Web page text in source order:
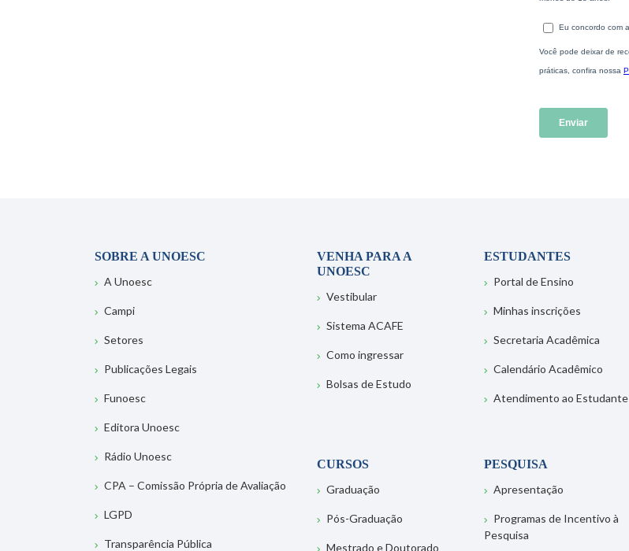
SOBRE A UNOESC
A Unoesc
Campi
Setores
Publicações Legais
Funoesc
Editora Unoesc
Rádio Unoesc
CPA – Comissão Própria de Avaliação
LGPD
Transparência Pública
VENHA PARA A
UNOESC
Vestibular
Sistema ACAFE
Como ingressar
Bolsas de Estudo
ESTUDANTES
Portal de Ensino
Minhas inscrições
Secretaria Acadêmica
Calendário Acadêmico
Atendimento ao Estudante
CURSOS
Graduação
Pós-Graduação
Mestrado e Doutorado
PESQUISA
Apresentação
Programas de Incentivo à
Pesquisa